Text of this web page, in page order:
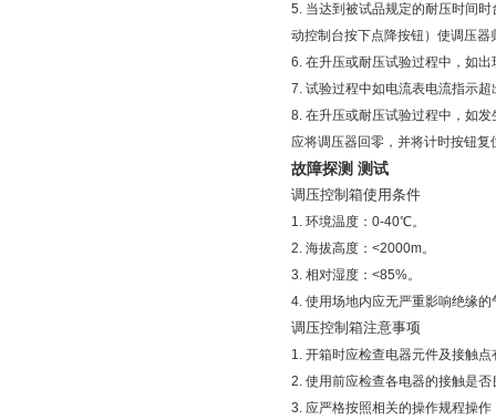
5. 当达到被试品规定的耐压时间
动控制台按下点降按钮）使调压
6. 在升压或耐压试验过程中，如
7. 试验过程中如电流表电流指示
8. 在升压或耐压试验过程中，如
应将调压器回零，并将计时按钮复
故障探测 测试
调压控制箱使用条件
1. 环境温度：0-40℃。
2. 海拔高度：<2000m。
3. 相对湿度：<85%。
4. 使用场地内应无严重影响绝缘
调压控制箱注意事项
1. 开箱时应检查电器元件及接触
2. 使用前应检查各电器的接触是
3. 应严格按照相关的操作规程操